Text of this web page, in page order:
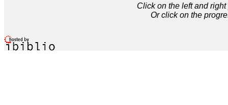
Click on the left and
Or click on the